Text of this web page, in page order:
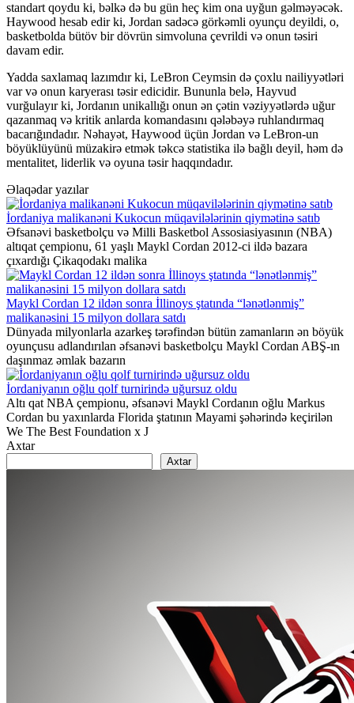
standart qoydu ki, bəlkə də bu gün heç kim ona uyğun gəlməyəcək.
Haywood hesab edir ki, Jordan sadəcə görkəmli oyunçu deyildi, o,
basketbolda bütöv bir dövrün simvoluna çevrildi və onun təsiri
davam edir.
Yadda saxlamaq lazımdır ki, LeBron Ceymsin də çoxlu nailiyyətləri
var və onun karyerası təsir edicidir. Bununla belə, Hayvud
vurğulayır ki, Jordanın unikallığı onun ən çətin vəziyyətlərdə uğur
qazanmaq və kritik anlarda komandasını qələbəyə ruhlandırmaq
bacarığındadır. Nəhayət, Haywood üçün Jordan və LeBron-un
böyüklüyünü müzakirə etmək təkcə statistika ilə bağlı deyil, həm də
mentalitet, liderlik və oyuna təsir haqqındadır.
Əlaqədar yazılar
İordaniya malikanəni Kukocun müqavilələrinin qiymətinə satıb
Əfsanəvi basketbolçu və Milli Basketbol Assosiasiyasının (NBA)
altıqat çempionu, 61 yaşlı Maykl Cordan 2012-ci ildə bazara
çıxardığı Çikaqodakı malika
Maykl Cordan 12 ildən sonra İllinoys ştatında “lənətlənmiş”
malikanəsini 15 milyon dollara satdı
Dünyada milyonlarla azarkeş tərəfindən bütün zamanların ən böyük
oyunçusu adlandırılan əfsanəvi basketbolçu Maykl Cordan ABŞ-ın
daşınmaz əmlak bazarın
İordaniyanın oğlu qolf turnirində uğursuz oldu
Altı qat NBA çempionu, əfsanəvi Maykl Cordanın oğlu Markus
Cordan bu yaxınlarda Florida ştatının Mayami şəhərində keçirilən
We The Best Foundation x J
Axtar
Axtar